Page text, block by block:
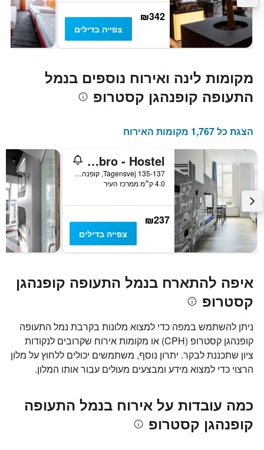
₪342
צפייה בדילים
מקומות לינה ואירוח נוספים בנמל
התעופה קופנהגן קסטרופ
הצגת כל 1,767 מקומות האירוח
a&o Copenhagen Norrebro - Hostel
Tagensvej 135-137, קופנהגן, אזור קופנהגן, דנמרק
4.0 ק״מ ממרכז העיר
₪237
צפייה בדילים
איפה להתארח בנמל התעופה קופנהגן
קסטרופ
ניתן להשתמש במפה כדי למצוא מלונות בקרבת נמל התעופה
קופנהגן קסטרופ (CPH) או מקומות אירוח שקרובים לנקודות
ציון שתכננת לבקר. יתרון נוסף, משתמשים יכולים ללחוץ על מלון
הרצוי כדי למצוא מידע ומבצעים מעולים עבור אותו המלון.
כמה עובדות על אירוח בנמל התעופה
קופנהגן קסטרופ